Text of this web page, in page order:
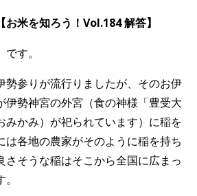
米を知ろう！Vol.184 解答】
す。
勢参りが流行りましたが、そのお伊
伊勢神宮の外宮（食の神様「豊受大
みかみ）が祀られています）に稲を
は各地の農家がそのように稲を持ち
さそうな稲はそこから全国に広まっ